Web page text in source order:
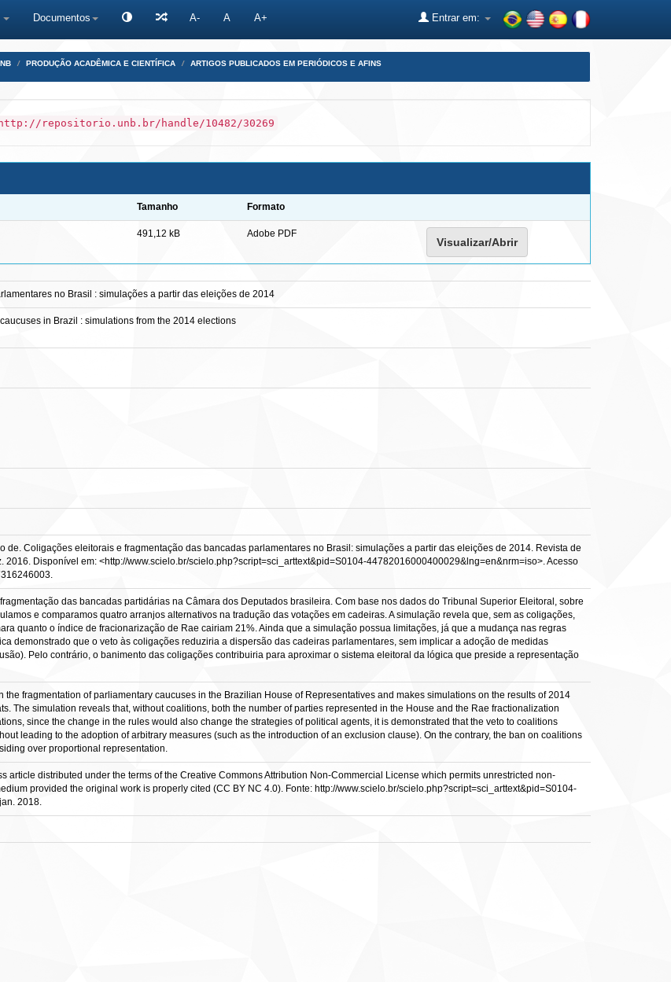
Documentos A- A A+ Entrar em:
PRODUÇÃO ACADÊMICA E CIENTÍFICA ARTIGOS PUBLICADOS EM PERIÓDICOS E AFINS
http://repositorio.unb.br/handle/10482/30269
Tamanho Formato
491,12 kB Adobe PDF
Visualizar/Abrir
no Brasil : simulações a partir das eleições de 2014
in Brazil : simulations from the 2014 elections
de. Coligações eleitorais e fragmentação das bancadas parlamentares no Brasil: simulações a partir das eleições de 2014. Revista de
2016. Disponível em: <http://www.scielo.br/scielo.php?script=sci_arttext&pid=S0104-44782016000400029&lng=en&nrm=iso>. Acesso
das bancadas partidárias na Câmara dos Deputados brasileira. Com base nos dados do Tribunal Superior Eleitoral, sobre
e comparamos quatro arranjos alternativos na tradução das votações em cadeiras. A simulação revela que, sem as coligações,
quanto o índice de fracionarização de Rae cairiam 21%. Ainda que a simulação possua limitações, já que a mudança nas regras
demonstrado que o veto às coligações reduziria a dispersão das cadeiras parlamentares, sem implicar a adoção de medidas
Pelo contrário, o banimento das coligações contribuiria para aproximar o sistema eleitoral da lógica que preside a representação
fragmentation of parliamentary caucuses in the Brazilian House of Representatives and makes simulations on the results of 2014
The simulation reveals that, without coalitions, both the number of parties represented in the House and the Rae fractionalization
since the change in the rules would also change the strategies of political agents, it is demonstrated that the veto to coalitions
leading to the adoption of arbitrary measures (such as the introduction of an exclusion clause). On the contrary, the ban on coalitions
over proportional representation.
article distributed under the terms of the Creative Commons Attribution Non-Commercial License which permits unrestricted non-
provided the original work is properly cited (CC BY NC 4.0). Fonte: http://www.scielo.br/scielo.php?script=sci_arttext&pid=S0104-
2018.